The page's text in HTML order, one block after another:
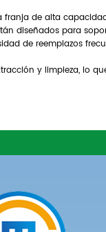
de alta
diseñados para
de reemplazos
y limpieza, lo